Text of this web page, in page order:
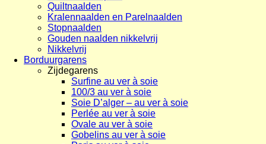
Quiltnaalden
Kralennaalden en Parelnaalden
Stopnaalden
Gouden naalden nikkelvrij
Nikkelvrij
Borduurgarens
Zijdegarens
Surfine au ver à soie
100/3 au ver à soie
Soie D’alger – au ver à soie
Perlée au ver à soie
Ovale au ver à soie
Gobelins au ver à soie